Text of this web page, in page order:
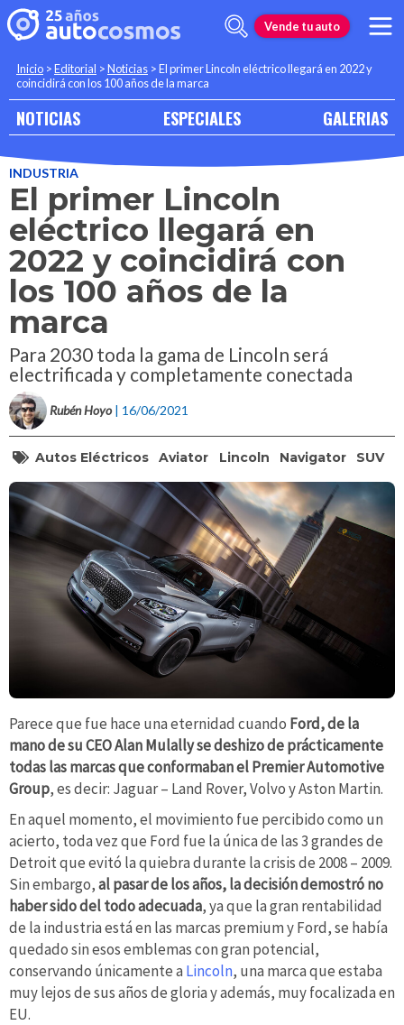
Vende tu auto
Inicio >Editorial >Noticias >El primer Lincoln eléctrico llegará en 2022 y
coincidirá con los 100 años de la marca
NOTICIAS ESPECIALES GALERIAS
INDUSTRIA
El primer Lincoln
eléctrico llegará en
2022 y coincidirá con
los 100 años de la
marca
Para 2030 toda la gama de Lincoln será
electrificada y completamente conectada
Rubén Hoyo | 16/06/2021
Autos Eléctricos Aviator Lincoln Navigator SUV
Parece que fue hace una eternidad cuando Ford, de la
mano de su CEO Alan Mulally se deshizo de prácticamente
todas las marcas que conformaban el Premier Automotive
Group, es decir: Jaguar – Land Rover, Volvo y Aston Martin.
En aquel momento, el movimiento fue percibido como un
acierto, toda vez que Ford fue la única de las 3 grandes de
Detroit que evitó la quiebra durante la crisis de 2008 – 2009.
Sin embargo,al pasar de los años, la decisión demostró no
haber sido del todo adecuada, ya que la gran rentabilidad
de la industria está en las marcas premium y Ford, se había
quedado sin esos emblemas con gran potencial,
conservando únicamente a Lincoln, una marca que estaba
muy lejos de sus años de gloria y además, muy focalizada en
EU.